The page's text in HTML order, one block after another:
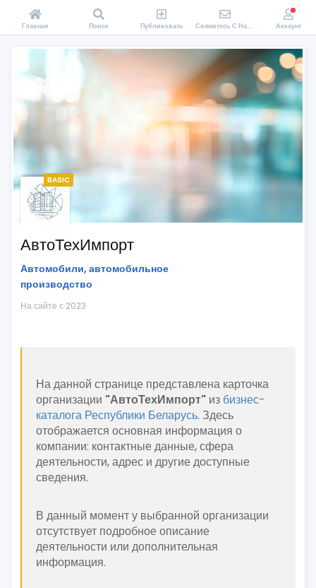
BASIC
АвтоТехИмпорт
Автомобили, автомобильное
производство
На сайте с 2023
На данной странице представлена карточка
организации "АвтоТехИмпорт" из бизнес-
каталога Республики Беларусь. Здесь
отображается основная информация о
компании: контактные данные, сфера
деятельности, адрес и другие доступные
сведения.
В данный момент у выбранной организации
отсутствует подробное описание
деятельности или дополнительная
информация.
Главная Поиск Публиковать Свяжитесь С Нами Аккаунт